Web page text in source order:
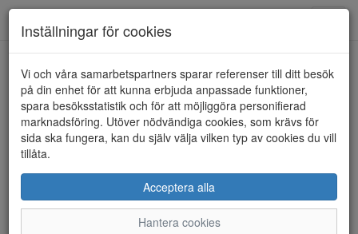
HEM TORPATOFFELN
Inställningar för cookies
Vi och våra samarbetspartners sparar referenser till ditt besök
på din enhet för att kunna erbjuda anpassade funktioner,
spara besöksstatistik och för att möjliggöra personifierad
marknadsföring. Utöver nödvändiga cookies, som krävs för
sida ska fungera, kan du själv välja vilken typ av cookies du vill
tillåta.
Acceptera alla
Hantera cookies